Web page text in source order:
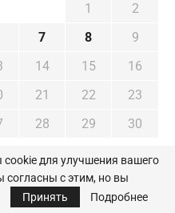
1
2
7 8
9
14 15
16
21 22
23
28 29
30
cookie для улучшения вашего
с этим, но вы
Принять Подробнее